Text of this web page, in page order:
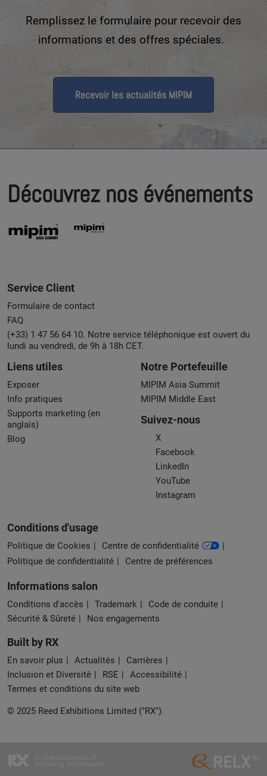
Remplissez le formulaire pour recevoir des
informations et des offres spéciales.
Recevoir les actualités MIPIM
Découvrez nos événements
Service Client
Formulaire de contact
FAQ
(+33) 1 47 56 64 10. Notre service téléphonique est ouvert du
lundi au vendredi, de 9h à 18h CET.
Liens utiles
Exposer
Info pratiques
Supports marketing (en
anglais)
Blog
Notre Portefeuille
MIPIM Asia Summit
MIPIM Middle East
Suivez-nous
X
Facebook
LinkedIn
YouTube
Instagram
Conditions d'usage
Politique de Cookies
Centre de confidentialité
Politique de confidentialité
Centre de préférences
Informations salon
Conditions d'accès Trademark
Code de conduite
Sécurité & Sûreté
Nos engagements
Built by RX
En savoir plus Actualités
Carrières
Inclusion et Diversité
RSE
Accessibilité
Termes et conditions du site web
© 2025 Reed Exhibitions Limited ("RX").